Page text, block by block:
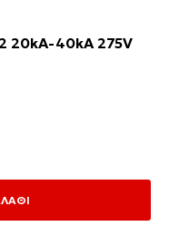
20kA-40kA 275V